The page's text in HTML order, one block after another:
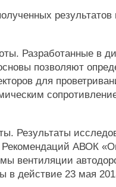
результатов
Разработанные в
позволяют
для
Результаты
Рекомендаций АВОК
вентиляции
в действие 23 мая